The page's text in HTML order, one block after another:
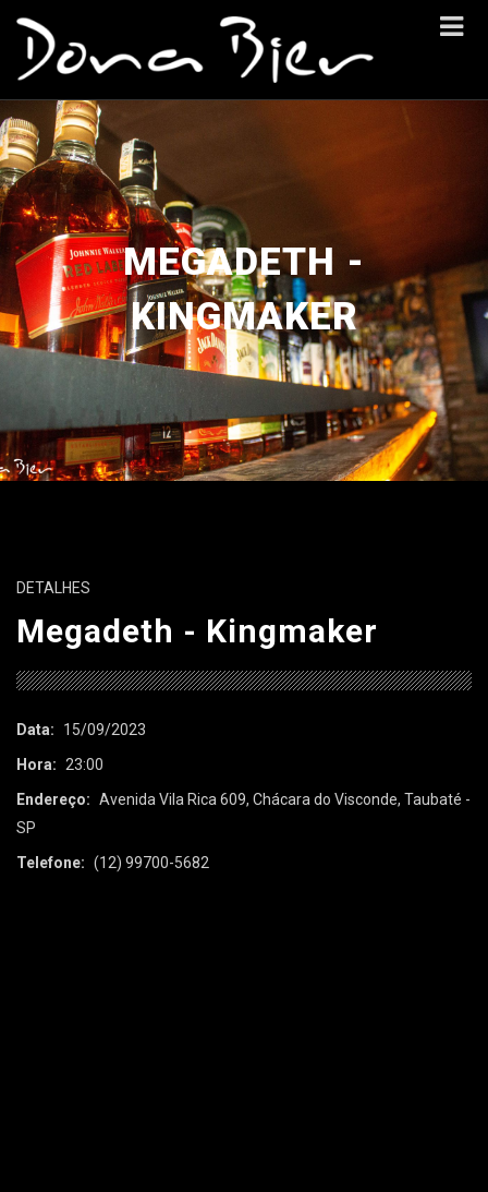
MEGADETH -
KINGMAKER
DETALHES
Megadeth - Kingmaker
Data:
15/09/2023
Hora:
23:00
Endereço: Avenida Vila Rica 609, Chácara do Visconde, Taubaté -
SP
Telefone: (12) 99700-5682